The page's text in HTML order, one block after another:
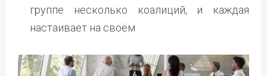
группе несколько коалиций, и каждая
настаивает на своём